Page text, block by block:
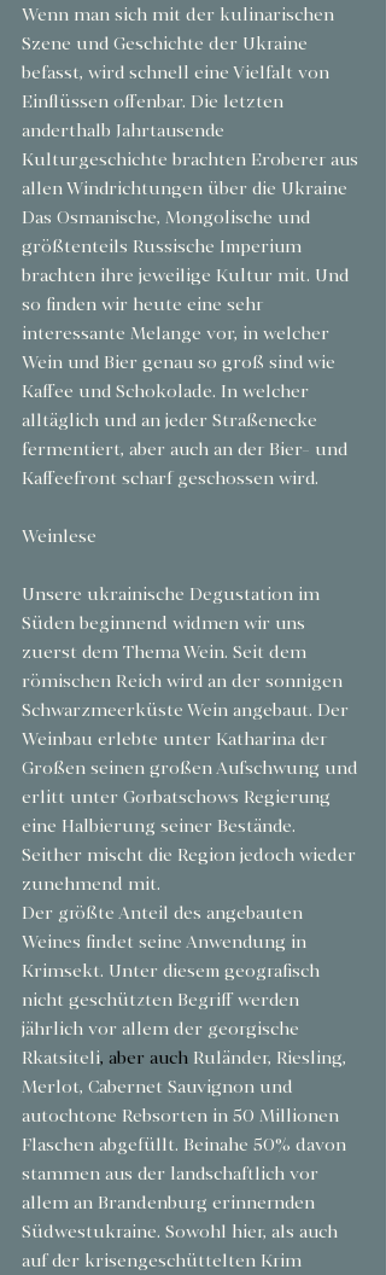
Wenn man sich mit der kulinarischen
Szene und Geschichte der Ukraine
befasst, wird schnell eine Vielfalt von
Einflüssen offenbar. Die letzten
anderthalb Jahrtausende
Kulturgeschichte brachten Eroberer aus
allen Windrichtungen über die Ukraine
Das Osmanische, Mongolische und
größtenteils Russische Imperium
brachten ihre jeweilige Kultur mit. Und
so finden wir heute eine sehr
interessante Melange vor, in welcher
Wein und Bier genau so groß sind wie
Kaffee und Schokolade. In welcher
alltäglich und an jeder Straßenecke
fermentiert, aber auch an der Bier- und
Kaffeefront scharf geschossen wird.
Weinlese
Unsere ukrainische Degustation im
Süden beginnend widmen wir uns
zuerst dem Thema Wein. Seit dem
römischen Reich wird an der sonnigen
Schwarzmeerküste Wein angebaut. Der
Weinbau erlebte unter Katharina der
Großen seinen großen Aufschwung und
erlitt unter Gorbatschows Regierung
eine Halbierung seiner Bestände.
Seither mischt die Region jedoch wieder
zunehmend mit.
Der größte Anteil des angebauten
Weines findet seine Anwendung in
Krimsekt. Unter diesem geografisch
nicht geschützten Begriff werden
jährlich vor allem der georgische
Rkatsiteli, aber auch Ruländer, Riesling,
Merlot, Cabernet Sauvignon und
autochtone Rebsorten in 50 Millionen
Flaschen abgefüllt. Beinahe 50% davon
stammen aus der landschaftlich vor
allem an Brandenburg erinnernden
Südwestukraine. Sowohl hier, als auch
auf der krisengeschüttelten Krim